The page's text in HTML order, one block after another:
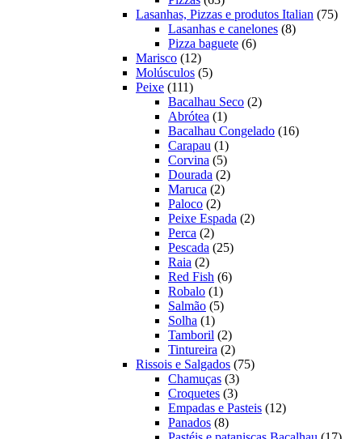
produtos
Lasanhas, Pizzas e produtos Italian 7575
Lasanhas e canelones 88
Pizza baguete 66
Marisco 1212
produtos
Molúsculos 55
Peixe 111111
produtos
Bacalhau Seco 22
Abrótea 11
produto
Bacalhau Congelado 1616
Carapau 11
produto
Corvina 55
produtos
Dourada 22
Maruca 22
produtos
Paloco 22
produtos
Peixe Espada 22
Perca 22
produtos
Pescada 2525
Raia 22
produtos
Red Fish 66
Robalo 11
produto
Salmão 55
Solha 11
produto
Tamboril 22
produtos
Tintureira 22
produtos
Rissois e Salgados 7575
Chamuças 33
produtos
Croquetes 33
produtos
Empadas e Pasteis 1212
Panados 88